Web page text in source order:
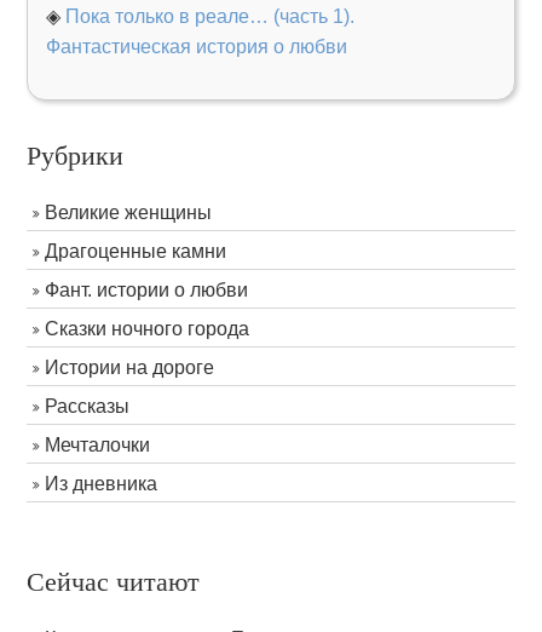
◈ Пока только в реале… (часть 1).
Фантастическая история о любви
Рубрики
Великие женщины
Драгоценные камни
Фант. истории о любви
Сказки ночного города
Истории на дороге
Рассказы
Мечталочки
Из дневника
Сейчас читают